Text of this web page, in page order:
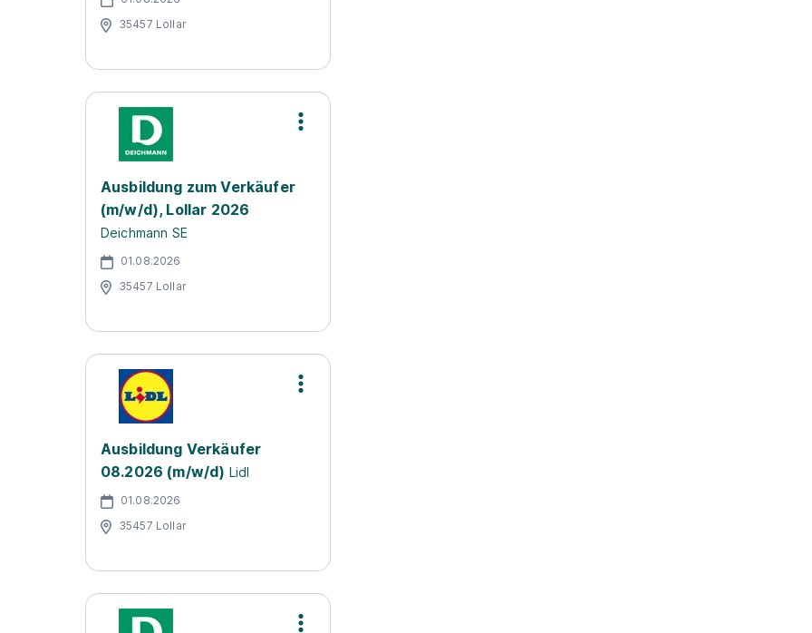
35457 Lollar
Ausbildung zum Verkäufer
(m/w/d), Lollar 2026
Deichmann SE
01.08.2026
35457 Lollar
Ausbildung Verkäufer
08.2026 (m/w/d) Lidl
01.08.2026
35457 Lollar